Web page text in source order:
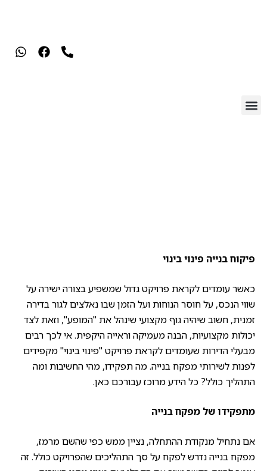
פיקוח בנייה פינוי בינוי
כאשר עומדים לקראת פרויקט גדול שמשפיע בצורה ישירה על
שווי הנכס, על חוסר הנוחות ועל הזמן שבו נאלצים לגור בדירה
זמנית, חשוב שיהיה גוף מקצועי שינהל את "המופע", וזאת לצד
יכולות מקצועיות, הבנה מעמיקה וראייה היקפית. אי לכך רבים
מבעלי הדירות שעומדים לקראת פרויקט "פינוי בינוי" מקפידים
לפנות לשירותי מפקח בנייה. מה תפקידו, מהי החשיבות ומה
התהליך כולל? כל הידע מרוכז עבורכם כאן.
מתפקידו של מפקח בנייה
אם נתחיל מנקודת ההתחלה, נציין ממש כפי שהשם מרמז,
מפקח בנייה נדרש לפקח על סך התהליכים שהפרויקט כולל. זה